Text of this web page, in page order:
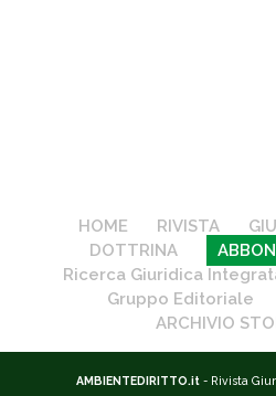
HOME RIVISTA
DOTTRINA
Ricerca Giuridica
Gruppo Editoriale
ARCHIVIO
AMBIENTEDIRITTO.it - Rivista